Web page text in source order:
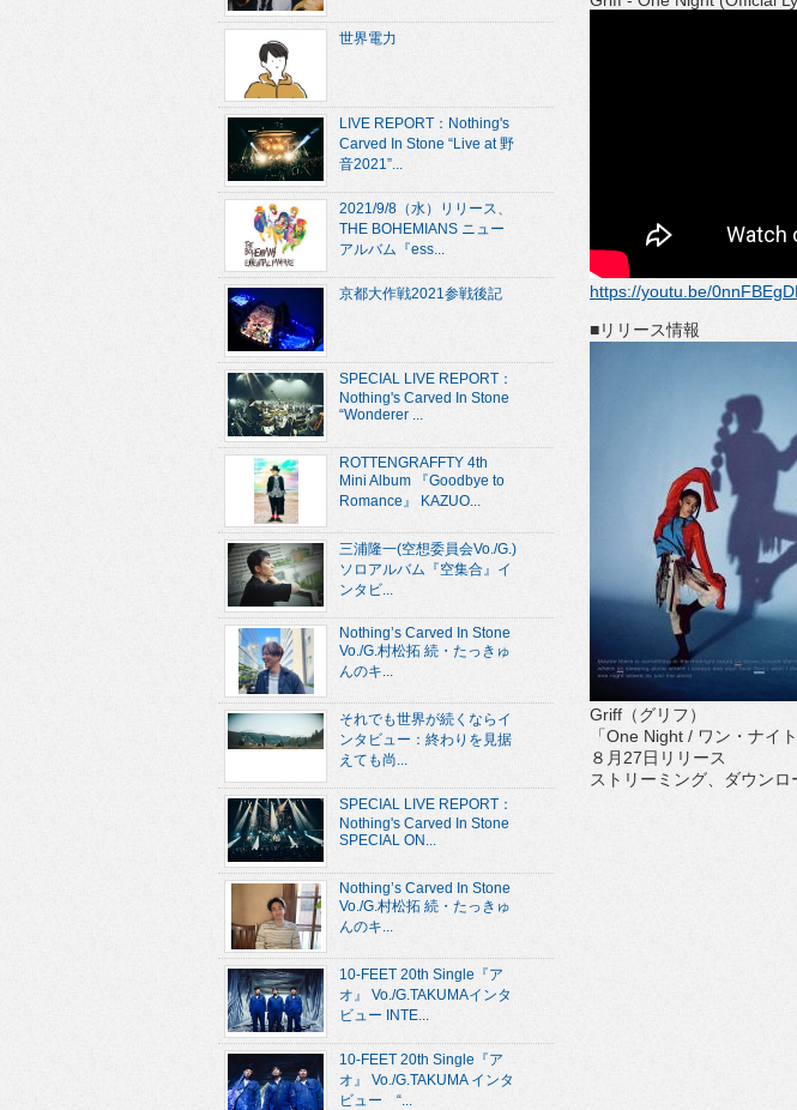
https://youtu.be/
■リリース情報
Griff （グリフ）
「One Night / ワン・ナイト
８月 27日リリース
ストリーミング、ダウンロ
世界電力
LIVE REPORT：Nothing's
Carved In Stone “Live at 野
音2021”...
2021/9/8（水）リリース、
THE BOHEMIANS ニュー
アルバム『ess...
京都大作戦2021参戦後記
SPECIAL LIVE REPORT：
Nothing's Carved In Stone
“Wonderer ...
ROTTENGRAFFTY 4th
Mini Album 『Goodbye to
Romance』 KAZUO...
三浦隆一(空想委員会Vo./G.)
ソロアルバム『空集合』イ
ンタビ...
Nothing’s Carved In Stone
Vo./G.村松拓 続・たっきゅ
んのキ...
それでも世界が続くならイ
ンタビュー：終わりを見据
えても尚...
SPECIAL LIVE REPORT：
Nothing's Carved In Stone
SPECIAL ON...
Nothing’s Carved In Stone
Vo./G.村松拓 続・たっきゅ
んのキ...
10-FEET 20th Single『ア
オ』 Vo./G.TAKUMAインタ
ビュー INTE...
10-FEET 20th Single『ア
オ』 Vo./G.TAKUMA インタ
ビュー “...